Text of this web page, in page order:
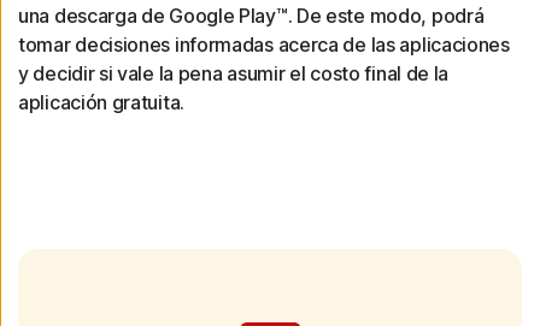
una descarga de Google Play™. De este modo, podrá
tomar decisiones informadas acerca de las aplicaciones
y decidir si vale la pena asumir el costo final de la
aplicación gratuita.